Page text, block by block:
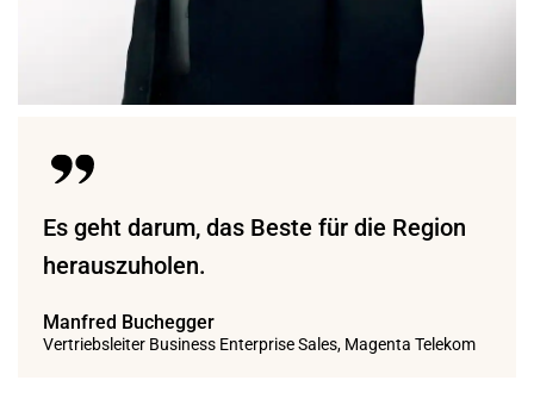
Es geht darum, das Beste für die Region
herauszuholen.
Manfred Buchegger
Vertriebsleiter Business Enterprise Sales, Magenta Telekom